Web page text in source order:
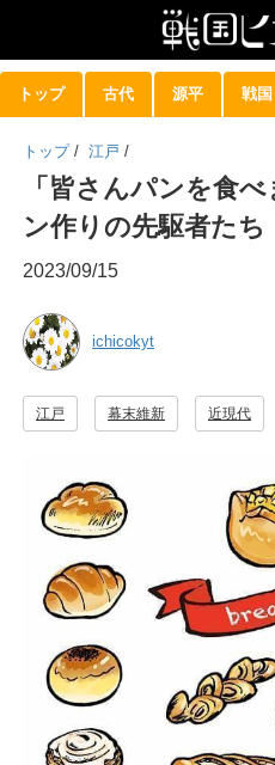
トップ 古代 源平 戦国
トップ / 江戸 /
「皆さんパンを食
ン作りの先駆者たち
2023/09/15
ichicokyt
江戸 幕末維新 近現代